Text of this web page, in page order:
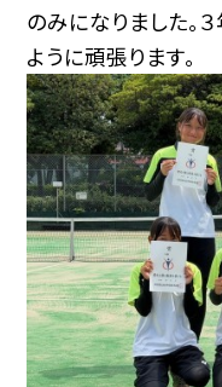
のみになりました。
ように頑張ります。